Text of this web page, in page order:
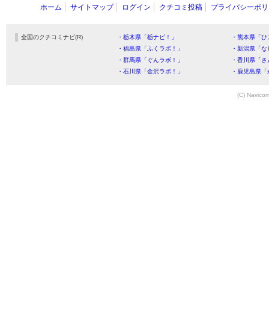
ホーム サイトマップ ログイン クチコミ投稿 プライバシーポ
全国のクチコミナビ(R) ・栃木県「栃ナビ！」
・熊本県「
・福島県「ふくラボ！」
・新潟県「
・群馬県「ぐんラボ！」
・香川県「
・石川県「金沢ラボ！」
・鹿児島県
(C)